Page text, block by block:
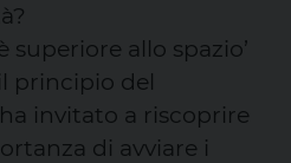
superiore allo spazio’
principio del
invitato a riscoprire
di avviare i